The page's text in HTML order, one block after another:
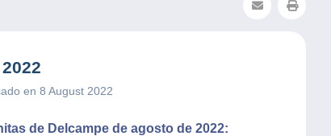
en 8 August 2022
de Delcampe de agosto de 2022: